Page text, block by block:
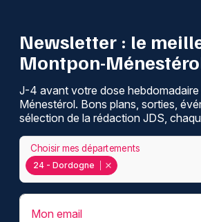
Newsletter : le
Montpon-
J-4 avant votre dose
Ménestérol. Bons plans, sorties,
sélection de la rédaction JDS,
24 - Dordogne
Choisir mes départements
Mon email